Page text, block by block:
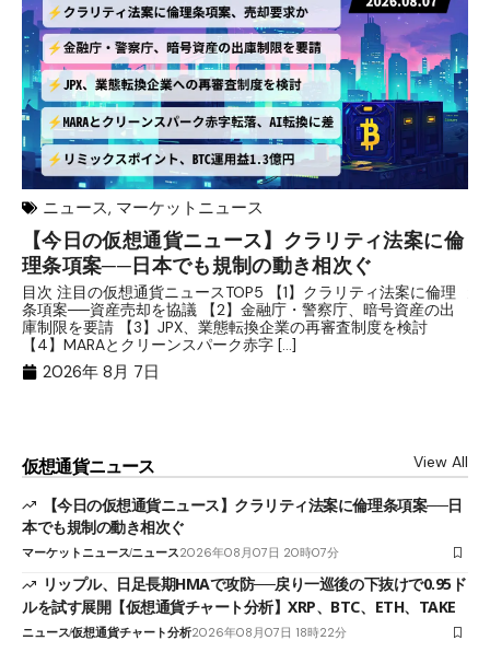
ニュース, マーケットニュース
【今日の仮想通貨ニュース】クラリティ法案に倫
理条項案──日本でも規制の動き相次ぐ
目次 注目の仮想通貨ニュースTOP5 【1】クラリティ法案に倫理
条項案──資産売却を協議 【2】金融庁・警察庁、暗号資産の出
庫制限を要請 【3】JPX、業態転換企業の再審査制度を検討
【4】MARAとクリーンスパーク赤字 […]
2026年 8月 7日
仮想通貨ニュース View All
【今日の仮想通貨ニュース】クラリティ法案に倫理条項案──日
本でも規制の動き相次ぐ
マーケットニュースニュース2026年08月07日 20時07分
リップル、日足長期HMAで攻防──戻り一巡後の下抜けで0.95ド
ルを試す展開【仮想通貨チャート分析】XRP、BTC、ETH、TAKE
ニュース仮想通貨チャート分析2026年08月07日 18時22分